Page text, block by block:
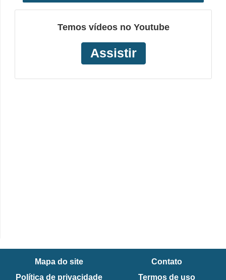
Temos vídeos no Youtube
Assistir
Mapa do site
Contato
Política de privacidade
Termos de uso